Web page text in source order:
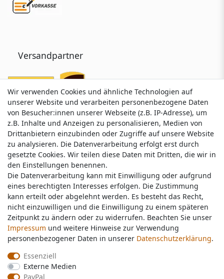
Versandpartner
Service & Kontakt
Wünschen Sie einen Rückruf?
service@nawajo.de
Schreiben Sie uns:
service@nawajo.de
Durchschnittliche Bewertung von
Wir verwenden Cookies und ähnliche Technologien auf
unserer Website und verarbeiten personenbezogene Daten
von Besucher:innen unserer Webseite (z.B. IP-Adresse), um
z.B. Inhalte und Anzeigen zu personalisieren, Medien von
Drittanbietern einzubinden oder Zugriffe auf unsere Website
zu analysieren. Die Datenverarbeitung erfolgt erst durch
gesetzte Cookies. Wir teilen diese Daten mit Dritten, die wir in
den Einstellungen benennen.
Die Datenverarbeitung kann mit Einwilligung oder aufgrund
eines berechtigten Interesses erfolgen. Die Zustimmung
kann erteilt oder abgelehnt werden. Es besteht das Recht,
nicht einzuwilligen und die Einwilligung zu einem späteren
Zeitpunkt zu ändern oder zu widerrufen. Beachten Sie unser
Impressum und weitere Hinweise zur Verwendung
personenbezogener Daten in unserer Daten­schutz­erklärung.
Essenziell
Externe Medien
PayPal
Wir verwenden Cookies und ähnliche Technologien auf
unserer Website und verarbeiten personenbezogene Daten
von Besucher:innen unserer Webseite (z.B. IP-Adresse), um
z.B. Inhalte und Anzeigen zu personalisieren, Medien von
Drittanbietern einzubinden oder Zugriffe auf unsere Website
zu analysieren. Die Datenverarbeitung erfolgt erst durch
gesetzte Cookies. Wir teilen diese Daten mit Dritten, die wir in
den Einstellungen benennen.
Die Datenverarbeitung kann mit Einwilligung oder aufgrund
eines berechtigten Interesses erfolgen. Die Zustimmung
kann erteilt oder abgelehnt werden. Es besteht das Recht,
nicht einzuwilligen und die Einwilligung zu einem späteren
Zeitpunkt zu ändern oder zu widerrufen. Beachten Sie unser
Impressum und weitere Hinweise zur Verwendung
personenbezogener Daten in unserer Daten­schutz­erklärung.
Essenziell
Externe Medien
PayPal